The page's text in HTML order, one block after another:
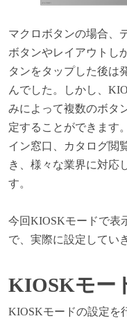
マクロボタンの場合、
ボタンやレイアウトし
タンをタップした後は
んでした。しかし、
みによって複数のボタ
定することができます
イン窓口、カタログ閲
き、様々な業界に対応
す。
今回KIOSKモードで表
で、実際に設定してい
KIOSKモー
KIOSKモードの設定を